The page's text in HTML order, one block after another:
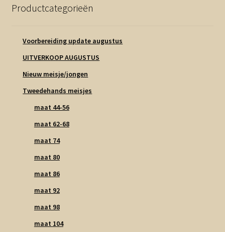
Productcategorieën
Voorbereiding update augustus
UITVERKOOP AUGUSTUS
Nieuw meisje/jongen
Tweedehands meisjes
maat 44-56
maat 62-68
maat 74
maat 80
maat 86
maat 92
maat 98
maat 104